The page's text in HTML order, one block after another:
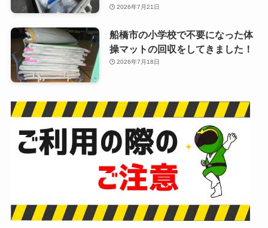
2026年7月21日
船橋市の小学校で不要になった体
操マットの回収をしてきました！
2026年7月18日